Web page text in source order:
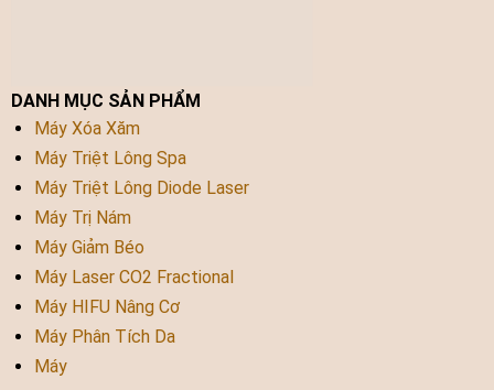
DANH MỤC SẢN PHẨM
Máy Xóa Xăm
Máy Triệt Lông Spa
Máy Triệt Lông Diode Laser
Máy Trị Nám
Máy Giảm Béo
Máy Laser CO2 Fractional
Máy HIFU Nâng Cơ
Máy Phân Tích Da
Máy